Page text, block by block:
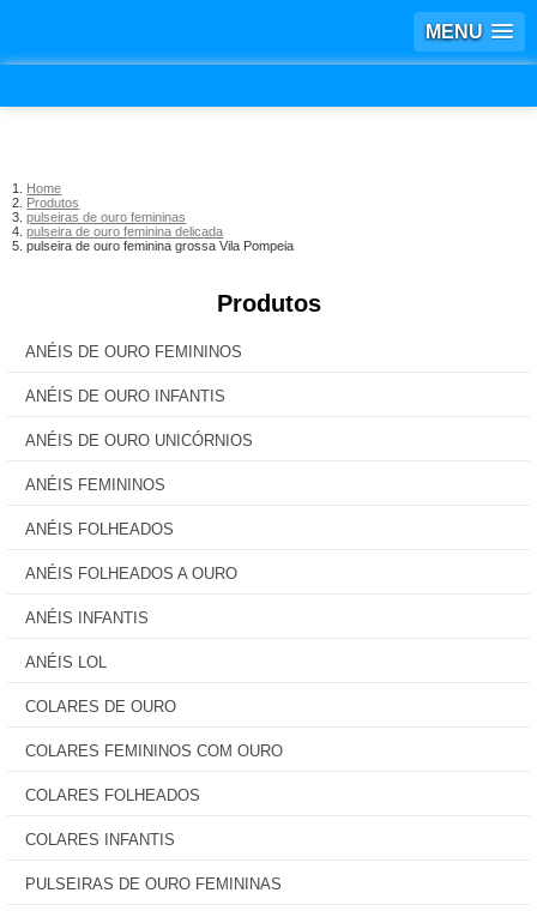
MENU
Home
Produtos
pulseiras de ouro femininas
pulseira de ouro feminina delicada
pulseira de ouro feminina grossa Vila Pompeia
Produtos
ANÉIS DE OURO FEMININOS
ANÉIS DE OURO INFANTIS
ANÉIS DE OURO UNICÓRNIOS
ANÉIS FEMININOS
ANÉIS FOLHEADOS
ANÉIS FOLHEADOS A OURO
ANÉIS INFANTIS
ANÉIS LOL
COLARES DE OURO
COLARES FEMININOS COM OURO
COLARES FOLHEADOS
COLARES INFANTIS
PULSEIRAS DE OURO FEMININAS